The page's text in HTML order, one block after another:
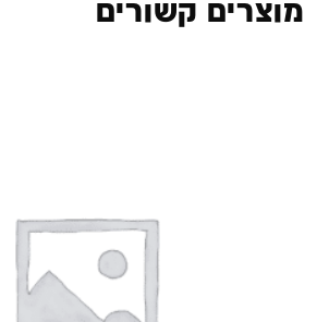
מוצרים קשורים